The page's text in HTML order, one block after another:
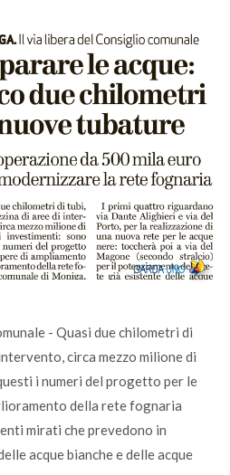
- Quasi due chilometri di
circa mezzo milione di
i numeri del progetto per le
della rete fognaria
mirati che prevedono in
acque bianche e delle acque